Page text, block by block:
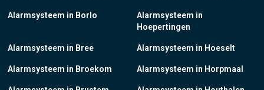
Alarmsysteem in Borlo
Alarmsysteem in Bree
Alarmsysteem in Broekom
Alarmsysteem in
Hoepertingen
Alarmsysteem in Hoeselt
Alarmsysteem in Horpmaal